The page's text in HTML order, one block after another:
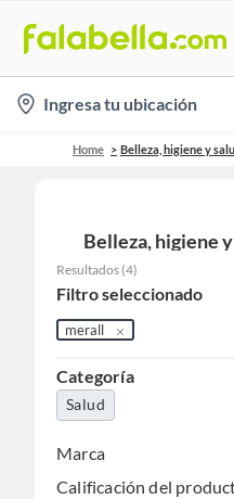
location-
icon
Ingresa tu ubicación
Home Belleza, higiene y
Belleza, higiene
Resultados (4)
Filtro seleccionado
merall
Categoría
Salud
Marca
Calificación del